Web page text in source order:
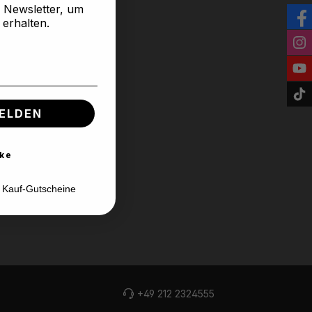
+49 212 2324555
um
Gutscheine